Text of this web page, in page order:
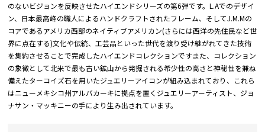
のないビジョンを反映させたハイエンドシリーズの第6弾です。L.Aでのデザイ
ン、日本最高峰の職人によるハンドクラフトされたフレーム、そしてJ.M.Mの
コアであるアメリカ西部のネイティブアメリカン(さらには西洋の先住民など世
界に点在する)文化や伝統、工芸品といった世代を渡り受け継がれてきた技術
を集約させることで完成したハイエンドコレクションですまた、コレクション
の象徴として北米で最も古い鉱山から発掘される希少性の高さと神秘性を兼ね
備えたターコイズ石を用いたジュエリーアイコンが組み込まれており、これら
はニューメキシコ州アルバカーキに拠点を置くジュエリーアーティスト、ジョ
ナサン・マッキニーの手により生み出されています。